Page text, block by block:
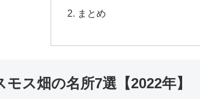
まとめ
ス畑の名所7選【2022年】